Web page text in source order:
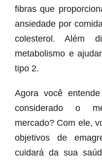
fibras que
ansiedade por
colesterol. Além
metabolismo e
tipo 2.
Agora você
considerado o
mercado? Com ele,
objetivos de
cuidará da sua